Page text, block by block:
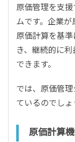
原価管理を支
ムです。企業が
原価計算を基
き、継続的に
できます。
では、原価管
ているのでしょ
原価計算